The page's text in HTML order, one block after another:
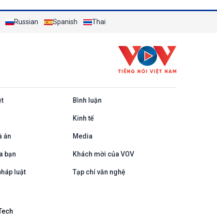
Russian Spanish Thai
Bình luận
Kinh tế
án Media
bạn Khách mời của VOV
luật Tạp chí văn nghệ